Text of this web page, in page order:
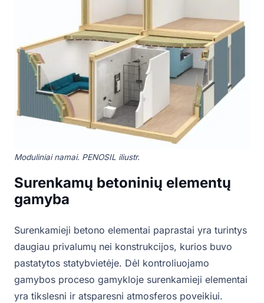
Moduliniai namai. PENOSIL iliustr.
Surenkamų betoninių elementų
gamyba
Surenkamieji betono elementai paprastai yra turintys
daugiau privalumų nei konstrukcijos, kurios buvo
pastatytos statybvietėje. Dėl kontroliuojamo
gamybos proceso gamykloje surenkamieji elementai
yra tikslesni ir atsparesni atmosferos poveikiui.